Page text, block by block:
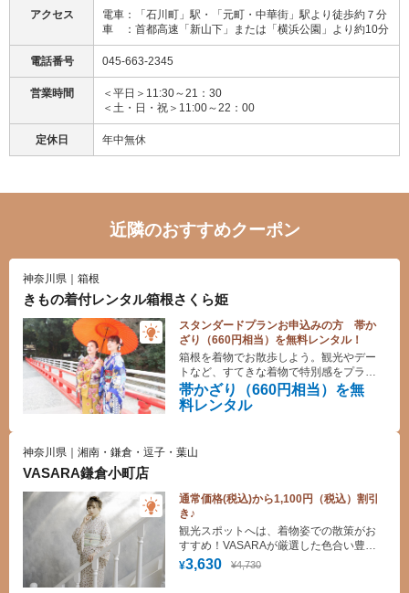
アクセス
電車：「石川町」駅・「元町・中華街」駅より徒歩約７分
車 ：首都高速「新山下」または「横浜公園」より約10分
電話番号 045-663-2345
営業時間
＜平日＞11:30～21：30
＜土・日・祝＞11:00～22：00
定休日 年中無休
近隣のおすすめクーポン
神奈川県｜箱根
きもの着付レンタル箱根さくら姫
スタンダードプランお申込みの方 帯か
ざり（660円相当）を無料レンタル！
帯かざり（660円相当）を無
料レンタル
箱根を着物でお散歩しよう。観光やデー
トなど、すてきな着物で特別感をプラス
してみませんか？手軽に着物姿を体験し
ていただけるプランをご用意しておりま
す。
神奈川県｜湘南・鎌倉・逗子・葉山
VASARA鎌倉小町店
通常価格(税込)から1,100円（税込）割引
き♪
¥3,630 ¥4,730
観光スポットへは、着物姿での散策がお
すすめ！VASARAが厳選した色合い豊か
な着物からお好みの一着をお楽しみくだ
さい。手ぶらでOK！着付け・ヘアセット